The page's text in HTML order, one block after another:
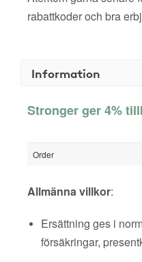
rabattkoder och bra
Information
Stronger ger 4%
Order
Allmänna villkor:
Ersättning ges i
försäkringar,